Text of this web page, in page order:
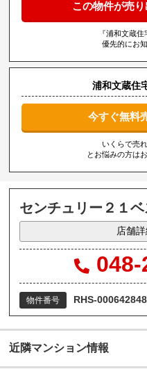
この物件が売り
『浦和文蔵
優先的にお
浦和文蔵住
今すぐ無料
いくらで売
とお悩みの方は
センチュリー２１
店舗
物件番号 RHS-000642848
近隣マンション情報